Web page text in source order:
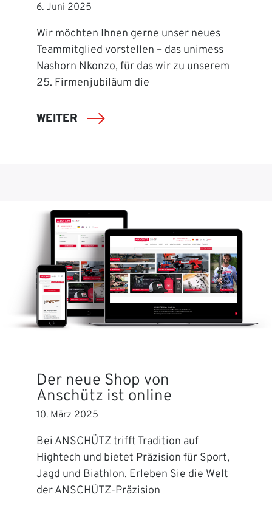
6. Juni 2025
Wir möchten Ihnen gerne unser neues
Teammitglied vorstellen – das unimess
Nashorn Nkonzo, für das wir zu unserem
25. Firmenjubiläum die
WEITER
Der neue Shop von
Anschütz ist online
10. März 2025
Bei ANSCHÜTZ trifft Tradition auf
Hightech und bietet Präzision für Sport,
Jagd und Biathlon. Erleben Sie die Welt
der ANSCHÜTZ-Präzision